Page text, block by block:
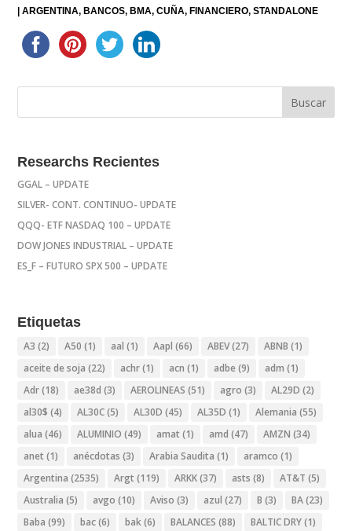
|ARGENTINA BANCOS BMA CUÑA FINANCIERO STANDALONE
Researchs Recientes
GGAL – UPDATE
SILVER- CONT. CONTINUO- UPDATE
QQQ- ETF NASDAQ 100 – UPDATE
DOW JONES INDUSTRIAL – UPDATE
ES_F – FUTURO SPX 500 – UPDATE
Etiquetas
A3 (2) A50 (1) aal (1) Aapl (66) ABEV(27) ABNB (1)
aceite de soja (22) achr(1) acn (1) adbe (9) adm (1)
Adr(18) ae38d (3) AEROLINEAS (51) agro (3) AL29D (2)
al30$ (4) AL30C(5) AL30D (45) AL35D (1) Alemania (55)
alua (46) ALUMINIO (49) amat (1) amd (47) AMZN (34)
anet (1) anécdotas (3) Arabia Saudita (1) aramco (1)
Argentina (2535) Argt (119) ARKK(37) asts (8) AT&T (5)
Australia (5) avgo (10) Aviso (3) azul (27) B (3) BA(23)
Baba (99) bac(6) bak(6) BALANCES (88) BALTIC DRY(1)